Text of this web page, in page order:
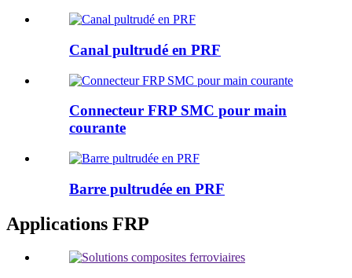
Canal pultrudé en PRF
Connecteur FRP SMC pour main
courante
Barre pultrudée en PRF
Applications FRP